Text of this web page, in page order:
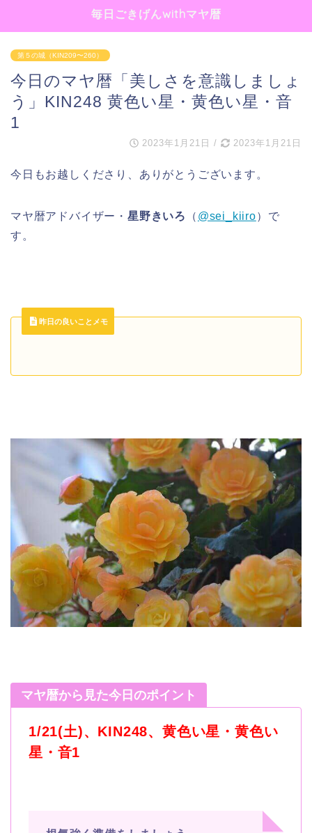
毎日ごきげんwithマヤ暦
第５の城（KIN209〜260）
今日のマヤ暦「美しさを意識しましょ
う」KIN248 黄色い星・黄色い星・音
1
2023年1月21日 / 2023年1月21日
今日もお越しくださり、ありがとうございます。
マヤ暦アドバイザー・ 星野きいろ （ @sei_kiiro）で
す。
昨日の良いことメモ
マヤ暦から見た今日のポイント
1/21(土)、KIN248、黄色い星・黄色い
星・音1